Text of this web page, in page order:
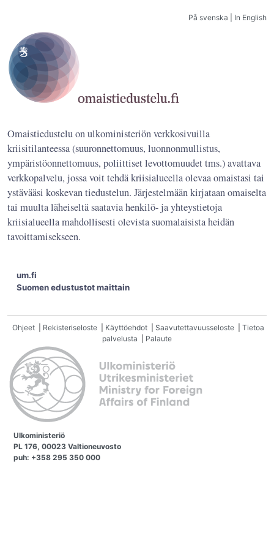
På svenska In English
Omaistiedustelu on ulkoministeriön verkkosivuilla
kriisitilanteessa (suuronnettomuus, luonnonmullistus,
ympäristöonnettomuus, poliittiset levottomuudet tms.) avattava
verkkopalvelu, jossa voit tehdä kriisialueella olevaa omaistasi tai
ystävääsi koskevan tiedustelun. Järjestelmään kirjataan omaiselta
tai muulta läheiseltä saatavia henkilö- ja yhteystietoja
kriisialueella mahdollisesti olevista suomalaisista heidän
tavoittamisekseen.
um.fi
Suomen edustustot maittain
Ohjeet| Rekisteriseloste| Käyttöehdot| Saavutettavuusseloste| Tietoa
palvelusta
Palaute
Ulkoministeriö
PL 176, 00023 Valtioneuvosto
puh: +358 295 350 000